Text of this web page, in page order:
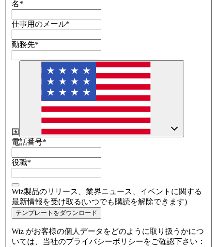
名*
仕事用のメール*
勤務先*
国
電話番号*
役職*
Wiz製品のリリース、業界ニュース、イベントに関する
最新情報を受け取る(いつでも購読を解除できます)
テンプレートをダウンロード
Wiz がお客様の個人データをどのように取り扱うかにつ
いては、当社のプライバシーポリシーをご確認下さい：